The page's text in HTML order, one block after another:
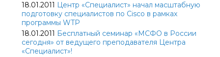
18.01.2011 Центр «Специалист» начал масштабную
подготовку специалистов по Cisco в рамках
программы WTP
18.01.2011 Бесплатный семинар «МСФО в России
сегодня» от ведущего преподавателя Центра
«Специалист»!